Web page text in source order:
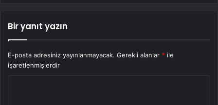
Bir yanıt yazın
E-posta adresiniz yayınlanmayacak. Gerekli alanlar * ile
işaretlenmişlerdir